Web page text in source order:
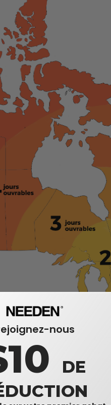
par les jours fériés, erreurs
Nunavut et Territoires du
avoir la livraison gratuite.
nous
DE